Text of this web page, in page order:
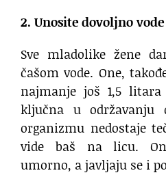
2. Unosite dovoljno vode
Sve mladolike žene
čašom vode. One,
najmanje još 1,5
ključna u održavanju
organizmu nedostaje
vide baš na licu.
umorno, a javljaju se i